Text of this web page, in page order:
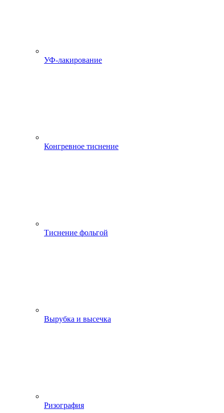
УФ-лакирование
Конгревное тиснение
Тиснение фольгой
Вырубка и высечка
Ризография